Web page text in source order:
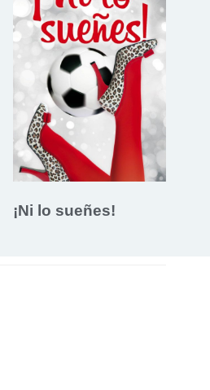
¡Ni lo sueñes!